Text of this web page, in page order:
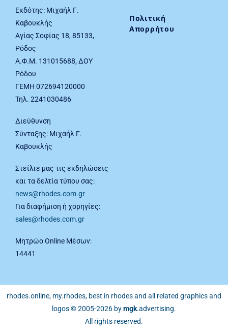
Εκδότης: Μιχαήλ Γ.
Καβουκλής
Αγίας Σοφίας 18, 85133,
Ρόδος
Α.Φ.Μ. 131015688, ΔΟΥ
Ρόδου
ΓΕΜΗ 072694120000
Τηλ. 2241030486
Διεύθυνση
Σύνταξης: Μιχαήλ Γ.
Καβουκλής
Στείλτε μας τις εκδηλώσεις
και τα δελτία τύπου σας:
news@rhodes.com.gr
Για διαφήμιση ή χορηγίες:
sales@rhodes.com.gr
Μητρώο Online Μέσων:
14441
Πολιτική
Απορρήτου
rhodes.online, my.rhodes, best in rhodes and all related graphics and
logos © 2005-2026 bymgk.advertising.
All rights reserved.